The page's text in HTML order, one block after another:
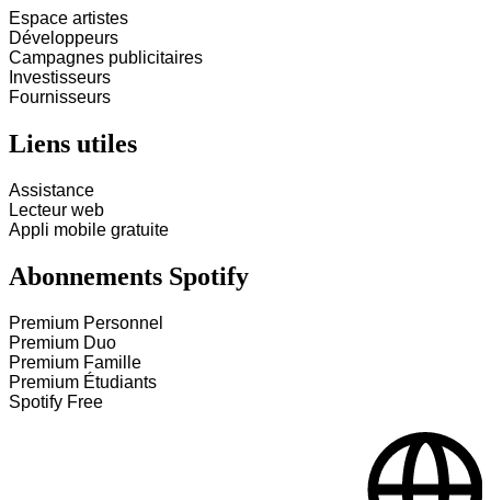
Espace artistes
Développeurs
Campagnes publicitaires
Investisseurs
Fournisseurs
Liens utiles
Assistance
Lecteur web
Appli mobile gratuite
Abonnements Spotify
Premium Personnel
Premium Duo
Premium Famille
Premium Étudiants
Spotify Free